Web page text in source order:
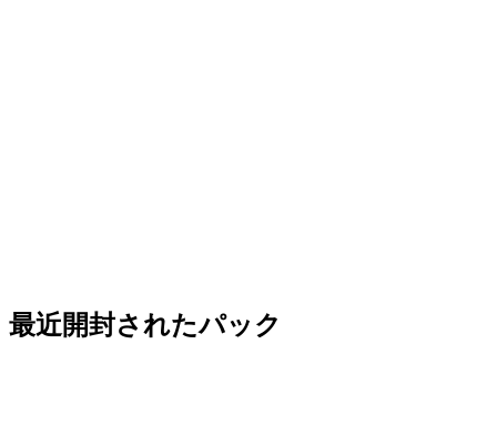
最近開封されたパック